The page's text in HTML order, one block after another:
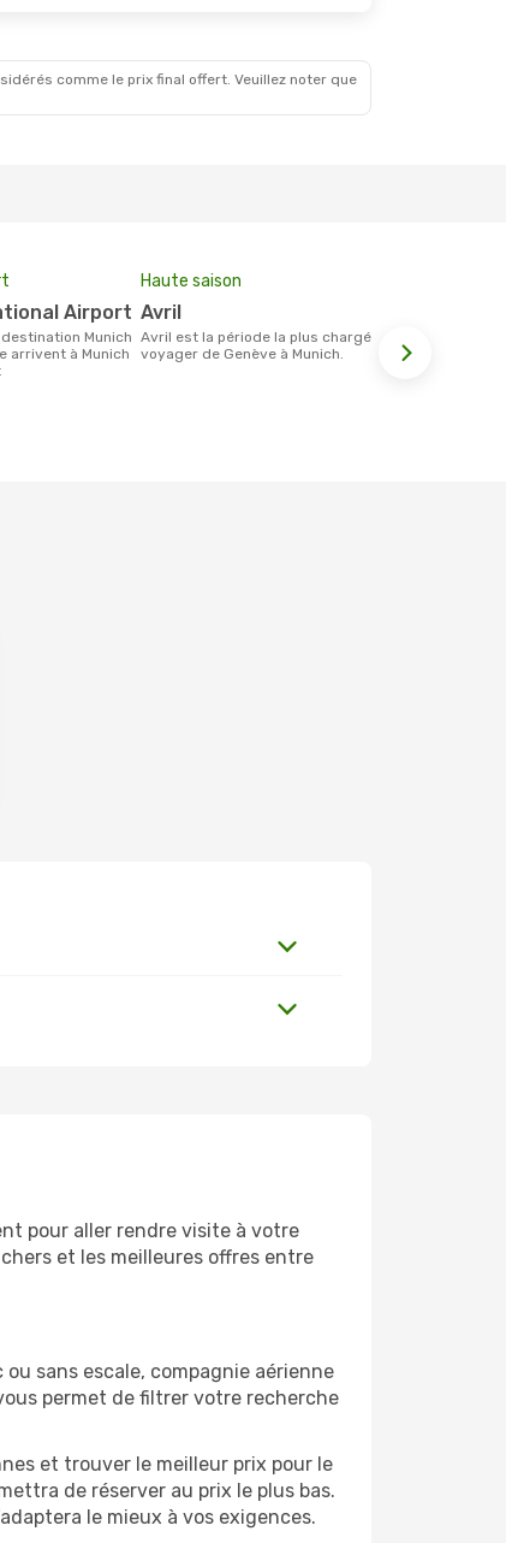
comme le prix final offert. Veuillez noter que
Airport
arrivent à Munich
Haute saison
avril
avril est la période la plus chargée pour
voyager de Genève à Munich.
pour aller rendre visite à votre
et les meilleures offres entre
sans escale, compagnie aérienne
permet de filtrer votre recherche
et trouver le meilleur prix pour le
de réserver au prix le plus bas.
le mieux à vos exigences.